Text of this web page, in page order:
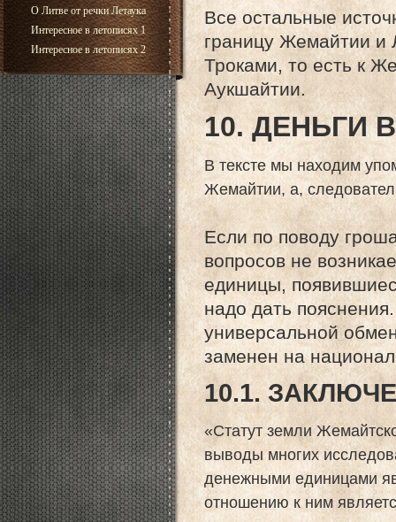
О Литве от речки Летаука
Интересное в летописях 1
Интересное в летописях 2
Все остальные
границу Жемайтии и
Троками, то есть к
Аукшайтии.
10. ДЕНЬГИ
В тексте мы находим
Жемайтии, а,
Если по поводу
вопросов не
единицы,
надо дать
универсальной
заменен на
10.1.
«Статут земли
выводы многих
денежными единицами
отношению к ним